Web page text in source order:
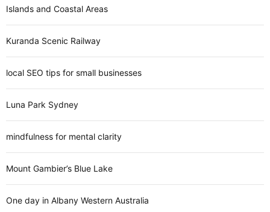
Islands and Coastal Areas
Kuranda Scenic Railway
local SEO tips for small businesses
Luna Park Sydney
mindfulness for mental clarity
Mount Gambier’s Blue Lake
One day in Albany Western Australia